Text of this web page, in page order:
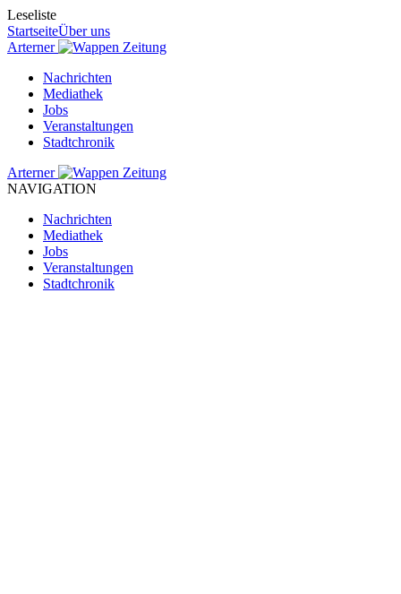
Leseliste
StartseiteÜber uns
Arterner
Zeitung
Nachrichten
Mediathek
Jobs
Veranstaltungen
Stadtchronik
Arterner
Zeitung
NAVIGATION
Nachrichten
Mediathek
Jobs
Veranstaltungen
Stadtchronik